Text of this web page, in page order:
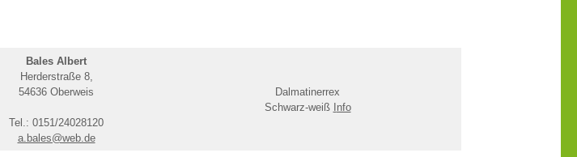
Bales Albert
Herderstraße 8,
54636 Oberweis
Tel.: 0151/24028120
a.bales@web.de
Dalmatinerrex
Schwarz-weiß nfo